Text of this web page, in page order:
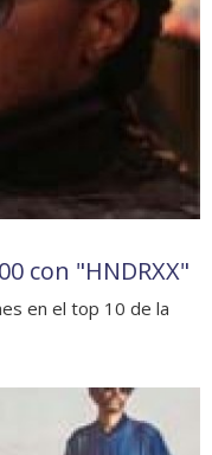
con "HNDRXX"
en el top 10 de la